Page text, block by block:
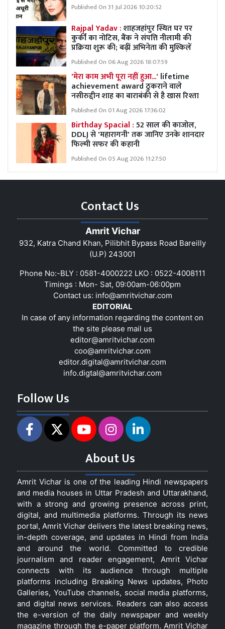
Published On 31 Jul 2026 10:20:52
Rajpal Yadav :शाहजहांपुर स्थित घर पर
कुर्की का नोटिस, बैंक ने संपत्ति नीलामी की
प्रक्रिया शुरू की; बढ़ीं अभिनेता की मुश्किलें
Published On 06 Aug 2026 18:07:59
'मेरा काम अभी पूरा नहीं हुआ...' lifetime
achievement award ठुकराने वाले
नसीरुद्दीन शाह का बाराबंकी से है खास रिश्ता
Published On 01 Aug 2026 17:36:02
Birthday Spacial :52 साल की काजोल,
DDLJ से 'महारागनी' तक जानिए उनके शानदार
फिल्मी सफर की कहानी
Published On 05 Aug 2026 11:27:50
Contact Us
Amrit Vichar
932, Katra Chand Khan, Pilibhit Bypass Road Bareilly
(U.P) 243001
Phone No:-BLY : 0581-4000222 LKO : 0522-4008111
Timings : Mon- Sat, 09:00am-06:00pm
Contact us: info@amritvichar.com
EDITORIAL
In case of any information regarding the content on
the site please mail us
editor@amritvichar.com
coo@amritvichar.com
editor.digital@amritvichar.com
info.digtal@amritvichar.com
Follow Us
About Us
Amrit Vichar is one of the leading Hindi newspapers
and media houses in Uttar Pradesh and Uttarakhand,
with a strong and growing presence across print,
digital, and multimedia platforms. Through its news
portal, Amrit Vichar delivers the latest breaking news,
in-depth coverage, and updates in Hindi from India
and around the world. Committed to credible
journalism and reader engagement, Amrit Vichar
connects with its audience through multiple
platforms including Breaking News updates, Photo
Galleries, YouTube channels, social media platforms,
and digital news services. Readers can also access
the e-version of the daily newspaper and weekly
magazine through the e-paper platform. Amrit Vichar